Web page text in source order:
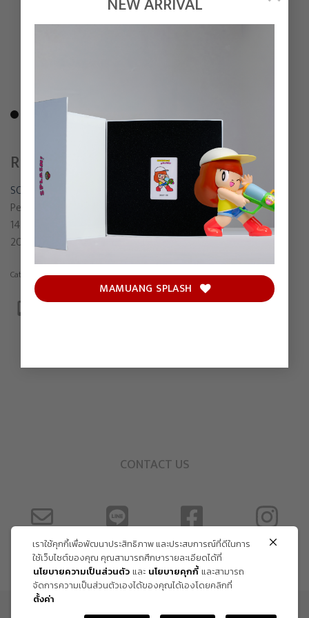
MAMUANG SPLASH
REALIZE
SONGSIN T.
Pen and Pencil on paper
14 x 13 cm
2021
Category:Drawing
CONTACT US
ข้อกำหนด และเงื่อนไข
เราใช้คุกกี้เพื่อพัฒนาประสิทธิภาพ และประสบการณ์ที่ดีในการ
ใช้เว็บไซต์ของคุณ คุณสามารถศึกษารายละเอียดได้ที่
นโยบายความเป็นส่วนตัวและ นโยบายคุกกี้และสามารถ
จัดการความเป็นส่วนตัวเองได้ของคุณได้เองโดยคลิกที่
ตั้งค่า